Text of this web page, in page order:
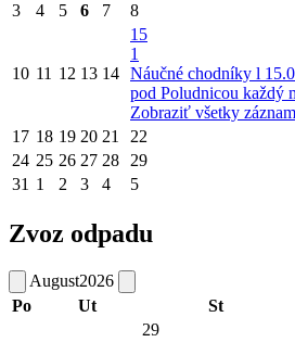
3
4 5 6 7 8
10 11 12 13 14
15
1
Náučné chodníky l
pod Poludnicou každý
Zobraziť všetky
17 18 19 20 21 22
24 25 26 27 28 29
31 1 2 3 4 5
Zvoz odpadu
August2026
Po
Ut St
29